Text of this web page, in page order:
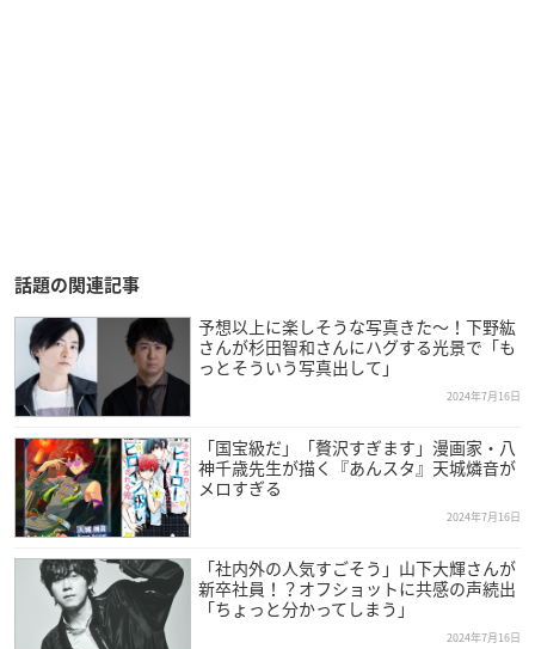
話題の関連記事
予想以上に楽しそうな写真きた〜！下野紘
さんが杉田智和さんにハグする光景で「も
っとそういう写真出して」
2024年7月16日
「国宝級だ」「贅沢すぎます」漫画家・八
神千歳先生が描く『あんスタ』天城燐音が
メロすぎる
2024年7月16日
「社内外の人気すごそう」山下大輝さんが
新卒社員！？オフショットに共感の声続出
「ちょっと分かってしまう」
2024年7月16日